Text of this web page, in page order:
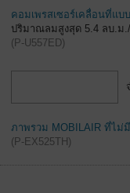
คอมเพรสเซอร์เคลื่อนที่แบ
ปริมาณลมสูงสุด 5.4 ลบ.ม
(P-U557ED)
ภาพรวม MOBILAIR ที่ไม่
(P-EX525TH )